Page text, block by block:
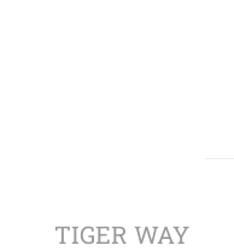
TIGER WAY